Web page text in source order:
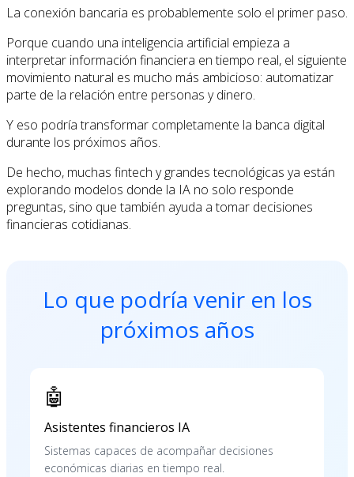
La conexión bancaria es probablemente solo el primer paso.
Porque cuando una inteligencia artificial empieza a
interpretar información financiera en tiempo real, el siguiente
movimiento natural es mucho más ambicioso: automatizar
parte de la relación entre personas y dinero.
Y eso podría transformar completamente la banca digital
durante los próximos años.
De hecho, muchas fintech y grandes tecnológicas ya están
explorando modelos donde la IA no solo responde
preguntas, sino que también ayuda a tomar decisiones
financieras cotidianas.
Lo que podría venir en los
próximos años
🤖
Asistentes financieros IA
Sistemas capaces de acompañar decisiones
económicas diarias en tiempo real.